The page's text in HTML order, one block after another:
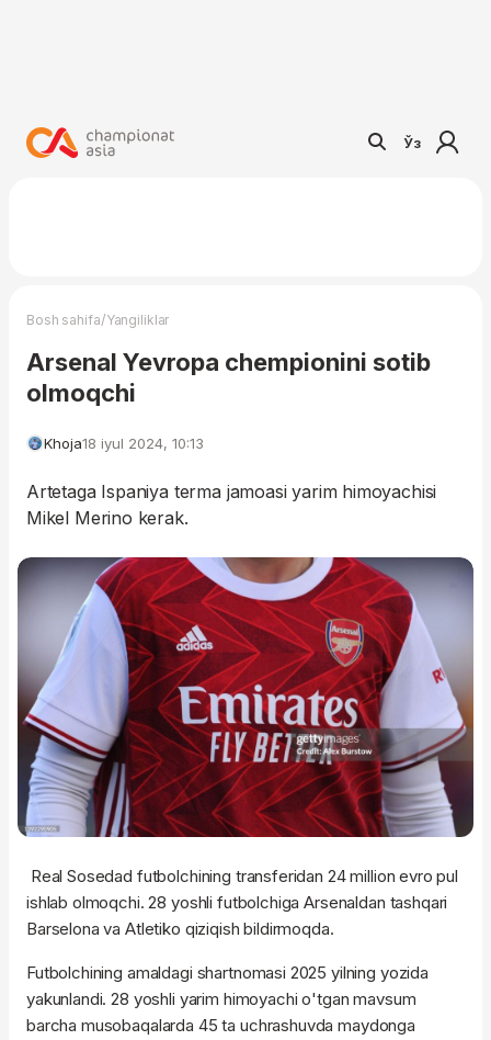
Ўз
Bosh sahifa/Yangiliklar
Arsenal Yevropa chempionini sotib
olmoqchi
Khoja18 iyul 2024, 10:13
Artetaga Ispaniya terma jamoasi yarim himoyachisi
Mikel Merino kerak.
Real Sosedad futbolchining transferidan 24 million evro pul
ishlab olmoqchi. 28 yoshli futbolchiga Arsenaldan tashqari
Barselona va Atletiko qiziqish bildirmoqda.
Futbolchining amaldagi shartnomasi 2025 yilning yozida
yakunlandi. 28 yoshli yarim himoyachi o'tgan mavsum
barcha musobaqalarda 45 ta uchrashuvda maydonga